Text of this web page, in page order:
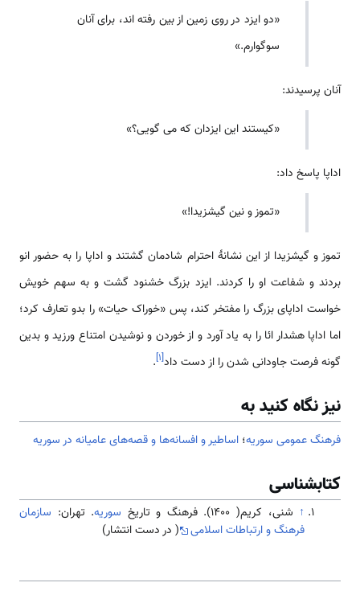
«دو ایزد در روی زمین از بین رفته اند، برای آنان
سوگوارم.»
آنان پرسیدند:
«کیستند این ایزدان که می گویی؟»
اداپا پاسخ داد:
«تموز و نین گیشزیدا!»
تموز و گیشزیدا از این نشانۀ احترام شادمان گشتند و اداپا را به حضور انو
بردند و شفاعت او را کردند. ایزد بزرگ خشنود گشت و به سهم خویش
خو‌‌‌‌‌‌‌‌‌است اداپای بزرگ را مفتخر کند، پس «خوراک حیات» را بدو تعارف کرد؛
اما اداپا هشدار ائا را به یاد آورد و از خوردن و نوشیدن امتناع ورزید و بدین
گونه فرصت جاودانی شدن را از دست داد[۱]
.
نیز نگاه کنید به
فرهنگ عمومی سوریه؛ اساطیر و افسانه‌ها و قصه‌های عامیانه در سوریه
کتابشناسی
↑ شنی، کریم( 1400). فرهنگ و تاریخ سوریه. تهران: سازمان
فرهنگ و ارتباطات اسلامی
( در دست انتشار)